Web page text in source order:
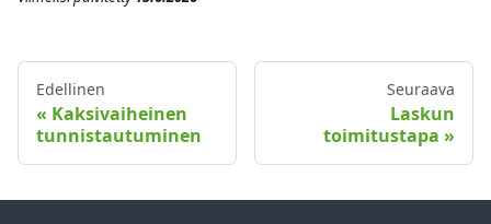
Edellinen
Kaksivaiheinen
tunnistautuminen
Seuraava
Laskun
toimitustapa